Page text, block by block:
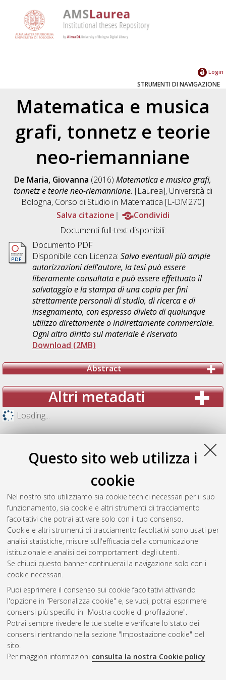
Questo sito web utilizza i
cookie
Nel nostro sito utilizziamo sia cookie tecnici necessari per il suo
funzionamento, sia cookie e altri strumenti di tracciamento
facoltativi che potrai attivare solo con il tuo consenso.
Cookie e altri strumenti di tracciamento facoltativi sono usati per
analisi statistiche, misure sull'efficacia della comunicazione
istituzionale e analisi dei comportamenti degli utenti.
Se chiudi questo banner continuerai la navigazione solo con i
cookie necessari.
Puoi esprimere il consenso sui cookie facoltativi attivando
l'opzione in "Personalizza cookie" e, se vuoi, potrai esprimere
consensi più specifici in "Mostra cookie di profilazione".
Potrai sempre rivedere le tue scelte e verificare lo stato dei
consensi rientrando nella sezione "Impostazione cookie" del
sito.
Per maggiori informazioni consulta la nostra Cookie policy.
Login
STRUMENTI DI NAVIGAZIONE
Matematica e musica
grafi, tonnetz e teorie
neo-riemanniane
De Maria, Giovanna (2016)Matematica e musica grafi,
tonnetz e teorie neo-riemanniane. [Laurea], Università di
Bologna, Corso di Studio in Matematica [L-DM270]
Salva citazione
Condividi
Documenti full-text disponibili:
Documento PDF
Disponibile con Licenza: Salvo eventuali più ampie
autorizzazioni dell'autore, la tesi può essere
liberamente consultata e può essere effettuato il
salvataggio e la stampa di una copia per fini
strettamente personali di studio, di ricerca e di
insegnamento, con espresso divieto di qualunque
utilizzo direttamente o indirettamente commerciale.
Ogni altro diritto sul materiale è riservato
Download (2MB)
Abstract
Altri metadati
Loading...
Gestione del documento:
Atom
Rss 1.0
Rss 2.0
AMS Laurea